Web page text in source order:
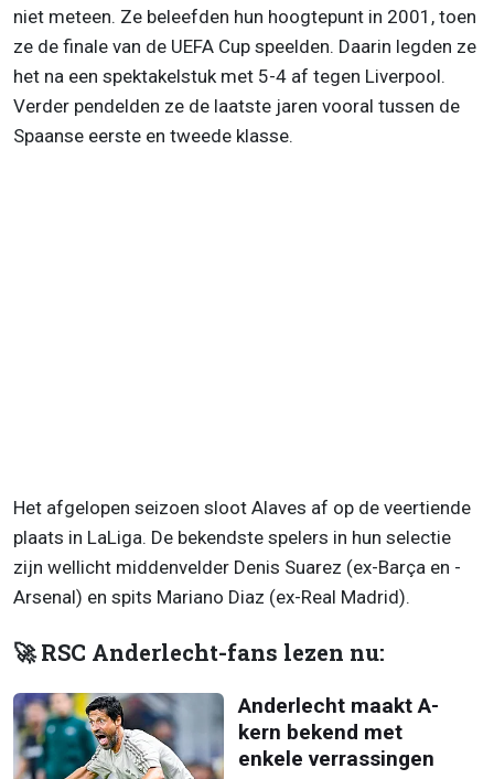
niet meteen. Ze beleefden hun hoogtepunt in 2001, toen
ze de finale van de UEFA Cup speelden. Daarin legden ze
het na een spektakelstuk met 5-4 af tegen Liverpool.
Verder pendelden ze de laatste jaren vooral tussen de
Spaanse eerste en tweede klasse.
Het afgelopen seizoen sloot Alaves af op de veertiende
plaats in LaLiga. De bekendste spelers in hun selectie
zijn wellicht middenvelder Denis Suarez (ex-Barça en -
Arsenal) en spits Mariano Diaz (ex-Real Madrid).
🚀 RSC Anderlecht-fans lezen nu:
Anderlecht maakt A-
kern bekend met
enkele verrassingen